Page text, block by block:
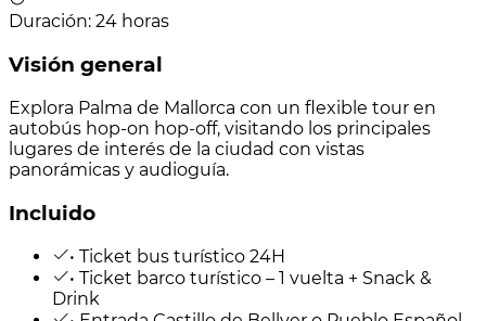
Duración: 24 horas
Visión general
Explora Palma de Mallorca con un flexible tour en
autobús hop-on hop-off, visitando los principales
lugares de interés de la ciudad con vistas
panorámicas y audioguía.
Incluido
• Ticket bus turístico 24H
• Ticket barco turístico – 1 vuelta + Snack &
Drink